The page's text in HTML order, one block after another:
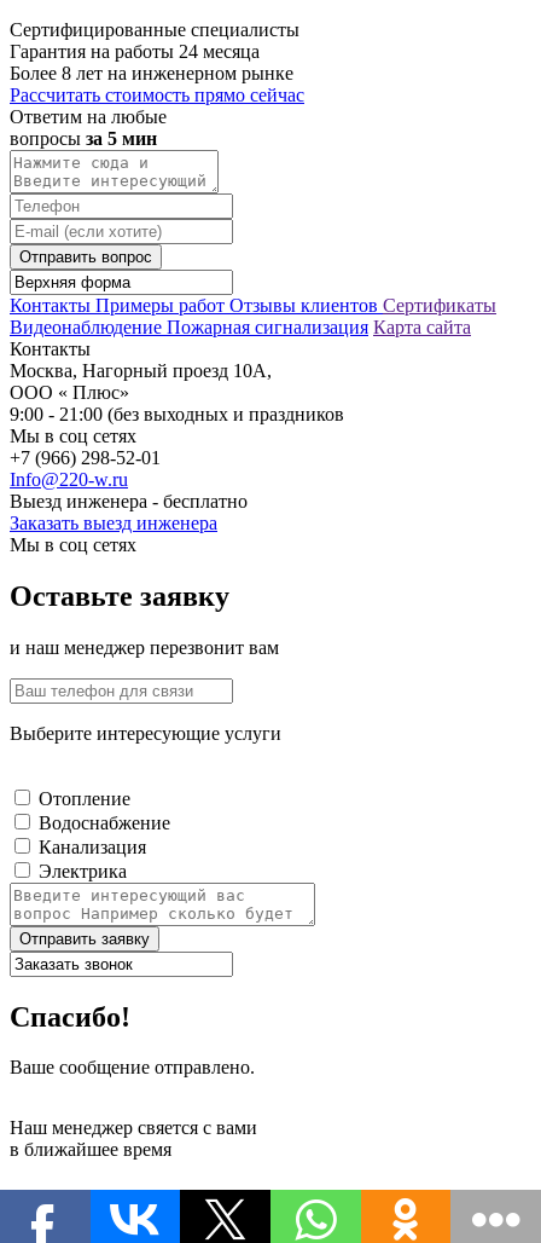
Сертифицированные специалисты
Гарантия на работы 24 месяца
Более 8 лет на инженерном рынке
Рассчитать стоимость прямо сейчас
Ответим на любые
вопросы за 5 мин
Отправить вопрос
Контакты Примеры работ Отзывы клиентов Сертификаты
Видеонаблюдение Пожарная сигнализация Карта сайта
Контакты
Москва, Нагорный проезд 10А,
ООО « Плюс»
9:00 - 21:00 (без выходных и праздников
Мы в соц сетях
+7 (966) 298-52-01
Info@220-w.ru
Выезд инженера - бесплатно
Заказать выезд инженера
Мы в соц сетях
Оставьте заявку
и наш менеджер перезвонит вам
Выберите интересующие услуги
Отопление
Водоснабжение
Канализация
Электрика
Отправить заявку
Спасибо!
Ваше сообщение отправлено.
Наш менеджер свяется с вами
в ближайшее время